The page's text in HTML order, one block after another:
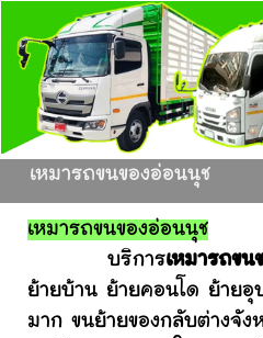
เหมารถขนของอ่อนนุช
เหมารถขนของอ่อนนุช
บริการเหมารถขน
ย้ายบ้าน ย้ายคอนโด ย้าย
มาก ขนย้ายของกลับต่างจั